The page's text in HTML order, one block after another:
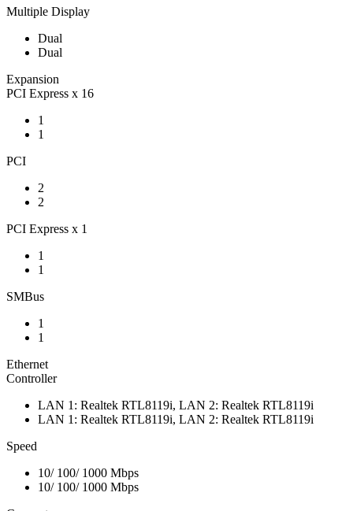
Multiple Display
Dual
Dual
Expansion
PCI Express x 16
1
1
PCI
2
2
PCI Express x 1
1
1
SMBus
1
1
Ethernet
Controller
LAN 1: Realtek RTL8119i, LAN 2: Realtek RTL8119i
LAN 1: Realtek RTL8119i, LAN 2: Realtek RTL8119i
Speed
10/ 100/ 1000 Mbps
10/ 100/ 1000 Mbps